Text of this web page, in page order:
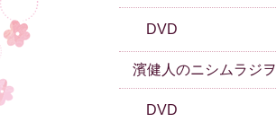
DVD
濱健人のニシムラジヲ
DVD